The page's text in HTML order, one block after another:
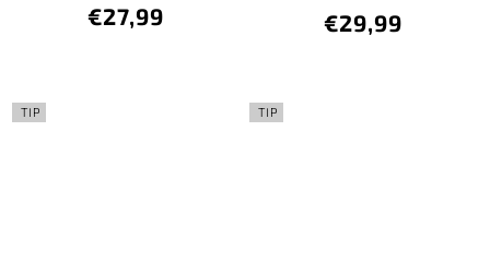
€27,99 €29,99
TIP TIP